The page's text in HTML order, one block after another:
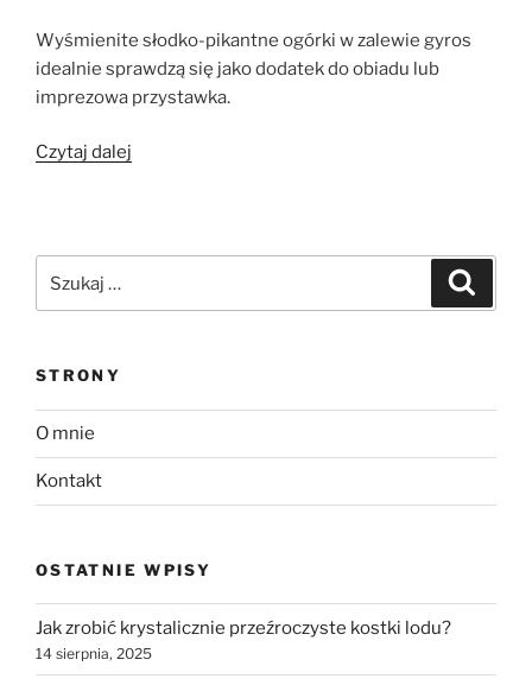
Wyśmienite słodko-pikantne ogórki w zalewie gyros
idealnie sprawdzą się jako dodatek do obiadu lub
imprezowa przystawka.
Czytaj dalej
STRONY
O mnie
Kontakt
OSTATNIE WPISY
Jak zrobić krystalicznie przeźroczyste kostki lodu?
14 sierpnia, 2025